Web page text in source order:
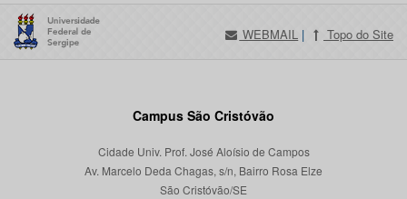
WEBMAIL | Topo do Site
Campus São Cristóvão
Cidade Univ. Prof. José Aloísio de Campos
Av. Marcelo Deda Chagas, s/n, Bairro Rosa Elze
São Cristóvão/SE